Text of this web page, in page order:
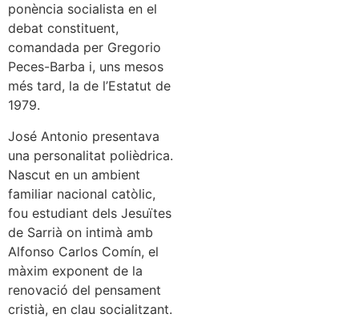
ponència socialista en el
debat constituent,
comandada per Gregorio
Peces-Barba i, uns mesos
més tard, la de l’Estatut de
1979.
José Antonio presentava
una personalitat polièdrica.
Nascut en un ambient
familiar nacional catòlic,
fou estudiant dels Jesuïtes
de Sarrià on intimà amb
Alfonso Carlos Comín, el
màxim exponent de la
renovació del pensament
cristià, en clau socialitzant.